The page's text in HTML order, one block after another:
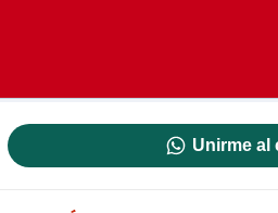
Unirme al